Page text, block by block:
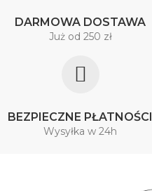
DARMOWA DOSTAWA
Już od 250 zł
BEZPIECZNE PŁATNOŚCI
Wysyłka w 24h